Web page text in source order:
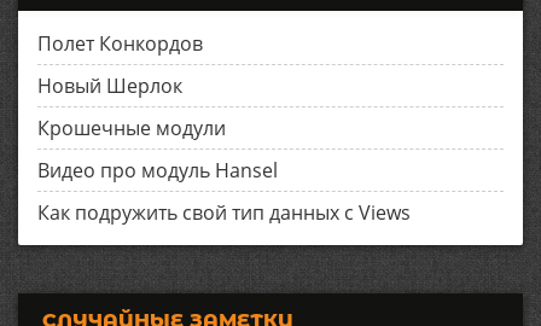
Полет Конкордов
Новый Шерлок
Крошечные модули
Видео про модуль Hansel
Как подружить свой тип данных с Views
СЛУЧАЙНЫЕ ЗАМЕТКИ